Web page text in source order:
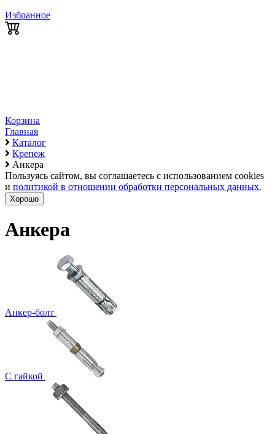
Избранное
Корзина
Главная
Каталог
Крепеж
Анкера
Пользуясь сайтом, вы соглашаетесь с использованием cookies
и политикой в отношении обработки персональных данных.
Хорошо
Анкера
Анкер-болт
С гайкой